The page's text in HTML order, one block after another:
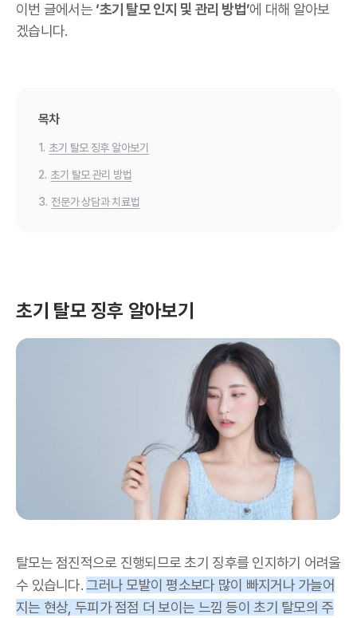
이번 글에서는 ‘초기 탈모 인지 및 관리 방법’에 대해 알아보
겠습니다.
목차
1. 초기 탈모 징후 알아보기
2. 초기 탈모 관리 방법
3. 전문가 상담과 치료법
초기 탈모 징후 알아보기
탈모는 점진적으로 진행되므로 초기 징후를 인지하기 어려울
수 있습니다.그러나 모발이 평소보다 많이 빠지거나 가늘어
지는 현상, 두피가 점점 더 보이는 느낌 등이 초기 탈모의 주